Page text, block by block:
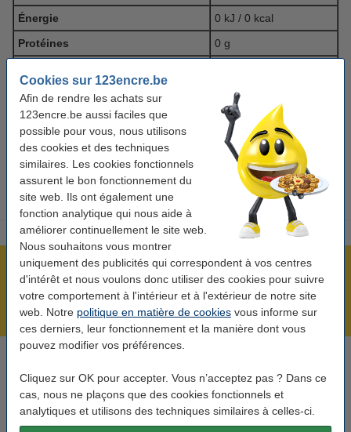
Cookies sur 123encre.be
Afin de rendre les achats sur
123encre.be aussi faciles que
possible pour vous, nous utilisons
des cookies et des techniques
similaires. Les cookies fonctionnels
assurent le bon fonctionnement du
site web. Ils ont également une
fonction analytique qui nous aide à
améliorer continuellement le site web.
Nous souhaitons vous montrer
uniquement des publicités qui correspondent à vos centres
d'intérêt et nous voulons donc utiliser des cookies pour suivre
votre comportement à l'intérieur et à l'extérieur de notre site
web. Notre politique en matière de cookies vous informe sur
ces derniers, leur fonctionnement et la manière dont vous
pouvez modifier vos préférences.
Cliquez sur OK pour accepter. Vous n’acceptez pas ? Dans ce
cas, nous ne plaçons que des cookies fonctionnels et
analytiques et utilisons des techniques similaires à celles-ci.
Énergie
0 kJ / 0 kcal
Protéines
0 g
Sucre
Graisses saturées
0 g
Lipides
0 g
Sel
Plus de 5 millions de clients !
Commandé avant 22h00, livré demain !
Meilleur prix garanti !
Les jours ouvrés de 8h30 à 17h
Cartouches d'encre